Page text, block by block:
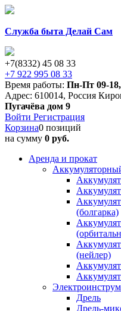
Служба быта Делай Сам
+7(8332) 45 08 33
+7 922 995 08 33
Время работы: Пн-Пт 09-18,
Адрес: 610014, Россия
Пугачёва дом 9
Войти Регистрация
Корзина0 позиций
на сумму 0 руб.
Аренда и прокат
(болгарка)
(нейлер)
Дрель
Дрель-